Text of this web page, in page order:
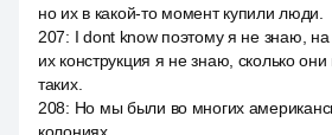
но их в какой-то момент купили люди.
207: I dont know поэтому я не знаю,
их конструкция я не знаю, сколько они
таких.
208: Но мы были во многих